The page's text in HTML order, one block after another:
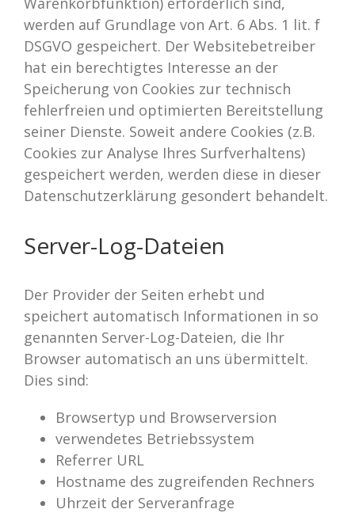
werden auf Grundlage von Art. 6 Abs. 1 lit. f
DSGVO gespeichert. Der Websitebetreiber
hat ein berechtigtes Interesse an der
Speicherung von Cookies zur technisch
fehlerfreien und optimierten Bereitstellung
seiner Dienste. Soweit andere Cookies (z.B.
Cookies zur Analyse Ihres Surfverhaltens)
gespeichert werden, werden diese in dieser
Datenschutzerklärung gesondert behandelt.
Server-Log-Dateien
Der Provider der Seiten erhebt und
speichert automatisch Informationen in so
genannten Server-Log-Dateien, die Ihr
Browser automatisch an uns übermittelt.
Dies sind:
Browsertyp und Browserversion
verwendetes Betriebssystem
Referrer URL
Hostname des zugreifenden Rechners
Uhrzeit der Serveranfrage